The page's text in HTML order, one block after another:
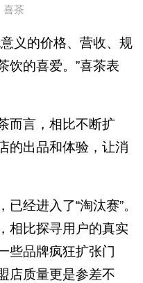
喜茶
义的价格、营收、规
饮的喜爱。”喜茶表
而言，相比不断扩
的出品和体验，让消
经进入了“淘汰赛”。
相比探寻用户的真实
些品牌疯狂扩张门
店质量更是参差不